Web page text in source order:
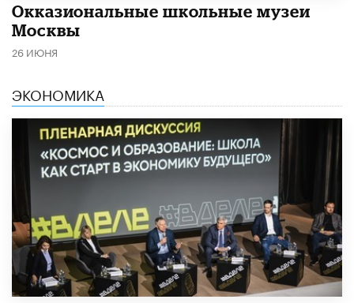
​Окказиональные школьные музеи
Москвы
26 ИЮНЯ
ЭКОНОМИКА